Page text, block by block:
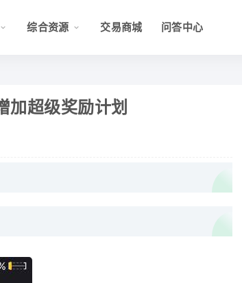
综合资源 交易商城 问答中心
加超级奖励计划